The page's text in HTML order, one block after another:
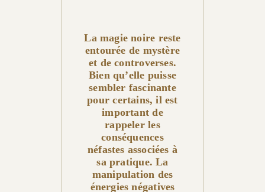
La magie noire reste
entourée de mystère
et de controverses.
Bien qu’elle puisse
sembler fascinante
pour certains, il est
important de
rappeler les
conséquences
néfastes associées à
sa pratique. La
manipulation des
énergies négatives